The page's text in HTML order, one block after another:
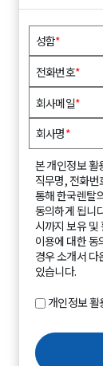
성함*
전화번호*
회사메일*
회사명*
본 개인정보 활
직무명, 전화
통해 한국렌탈
동의하게 됩니
시까지 보유 및
이용에 대한
경우 소개서
있습니다.
개인정보 활